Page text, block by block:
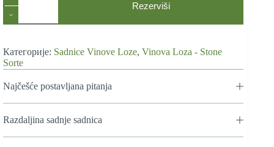
Loze
Ribijer
Rezerviši
Категорије: Sadnice Vinove Loze, Vinova Loza - Stone
Sorte
Najčešće postavljana pitanja
Razdaljina sadnje sadnica